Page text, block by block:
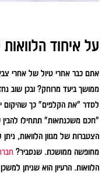
על איחוד
אתם כבר אחרי טיול של אחרי
ממושך ביעד מרוחק? ובכן שוב
לסדר "את הקלפים" כך שהיקום
"חכם משכנתאות" תתחילו
הצטברות של מגוון הלוואות,
מחופשה ממושכת. שנסביר?
הלוואות. הרעיון הוא שניתן